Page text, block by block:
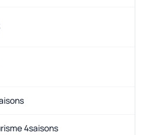
4saisons